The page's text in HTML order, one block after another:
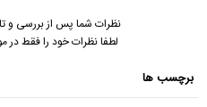
نظرات شما پس از بررسی و
لطفا نظرات خود را فقط در
برچسب ها